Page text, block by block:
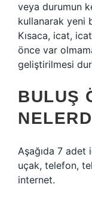
veya durumun
kullanarak yeni
Kısaca, icat,
önce var
geliştirilmesi
BULUŞ
Aşağıda 7
uçak, telefon,
internet.